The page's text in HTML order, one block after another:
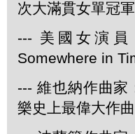
次大滿貫女單冠軍
--- 美國女演員
Somewhere in
--- 維也納作曲家
樂史上最偉大作曲